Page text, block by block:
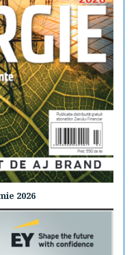
2026